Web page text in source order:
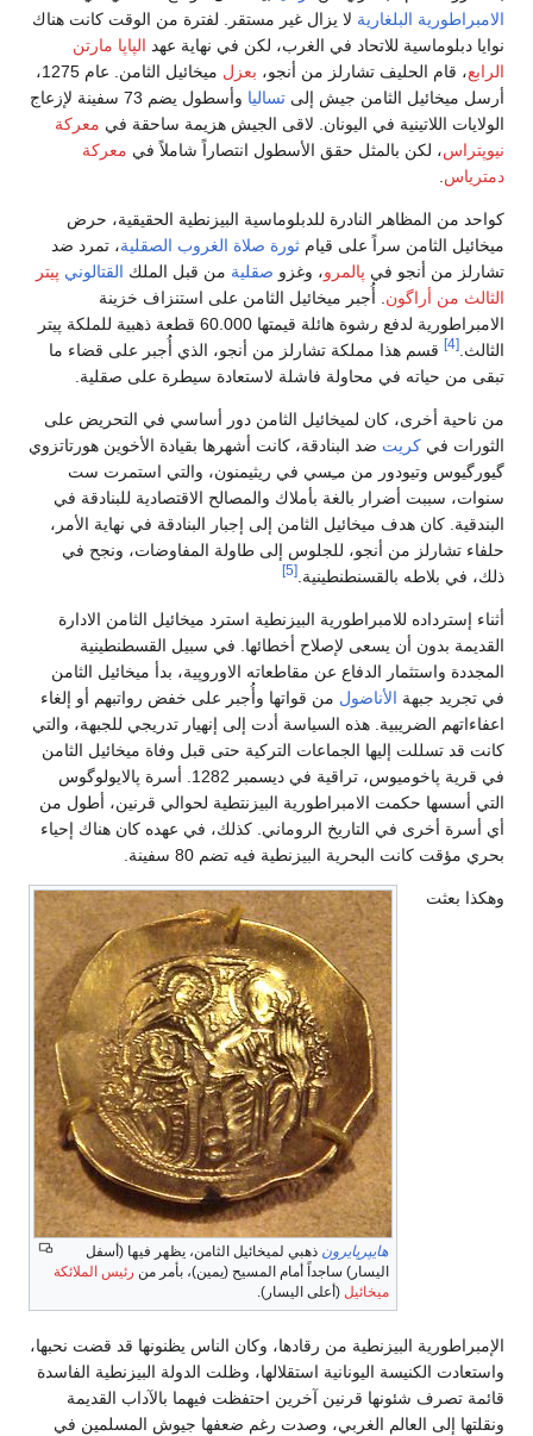
البلغاريةلا يزال غير مستقر. لفترة من الوقت كانت هناك
دبلوماسية للاتحاد في الغرب، لكن في نهاية عهدالپاپا مارتن
، قام الحليف تشارلز من أنجو،بعزل
ميخائيل الثامن. عام 1275،
ميخائيل الثامن جيش إلىتساليا
وأسطول يضم 73 سفينة لإزعاج
اللاتينية في اليونان. لاقى الجيش هزيمة ساحقة فيمعركة
، لكن بالمثل حقق الأسطول انتصاراً شاملاً فيمعركة
.
من المظاهر النادرة للدبلوماسية البيزنطية الحقيقية، حرض
الثامن سراً على قيامثورة صلاة الغروب الصقلية، تمرد ضد
من أنجو فيپالمرو، وغزوصقلية من قبل الملك القتالوني پيتر
من أراگون . أُجبر ميخائيل الثامن على استنزاف خزينة
الامبراطورية لدفع رشوة هائلة قيمتها 60.000 قطعة ذهبية للملكة پيتر
قسم هذا مملكة تشارلز من أنجو، الذي أُجبر على قضاء ما
من حياته في محاولة فاشلة لاستعادة سيطرة على صقلية.
أخرى، كان لميخائيل الثامن دور أساسي في التحريض على
فيكريت ضد البنادقة، كانت أشهرها بقيادة الأخوين هورتاتزوي
وتيودور من مـِسي في ريثيمنون، والتي استمرت ست
سببت أضرار بالغة بأملاك والمصالح الاقتصادية للبنادقة في
كان هدف ميخائيل الثامن إلى إجبار البنادقة في نهاية الأمر،
تشارلز من أنجو، للجلوس إلى طاولة المفاوضات، ونجح في
في بلاطه بالقسنطنطينية.[5]
إسترداده للامبراطورية البيزنطية استرد ميخائيل الثامن الادارة
بدون أن يسعى لإصلاح أخطائها. في سبيل القسطنطينية
واستثمار الدفاع عن مقاطعاته الاوروپية، بدأ ميخائيل الثامن
جبهةالأناضولمن قواتها وأُجبر على خفض رواتبهم أو إلغاء
الضريبية. هذه السياسة أدت إلى إنهيار تدريجي للجبهة، والتي
قد تسللت إليها الجماعات التركية حتى قبل وفاة ميخائيل الثامن
في قرية پاخوميوس، تراقية في ديسمبر 1282. أسرة پالايولوگوس
أسسها حكمت الامبراطورية البيزنتطية لحوالي قرنين، أطول من
أخرى في التاريخ الروماني. كذلك، في عهده كان هناك إحياء
مؤقت كانت البحرية البيزنطية فيه تضم 80 سفينة.
هايپرپايرونذهبي لميخائيل الثامن، يظهر فيها (أسفل
اليسار) ساجداً أمام المسيح (يمين)، بأمر من رئيس الملائكة
(أعلى اليسار).
بعثت
البيزنطية من رقادها، وكان الناس يظنونها قد قضت نحبها،
الكنيسة اليونانية استقلالها، وظلت الدولة البيزنطية الفاسدة
تصرف شئونها قرنين آخرين احتفظت فيهما بالآداب القديمة
إلى العالم الغربي، وصدت رغم ضعفها جيوش المسلمين في